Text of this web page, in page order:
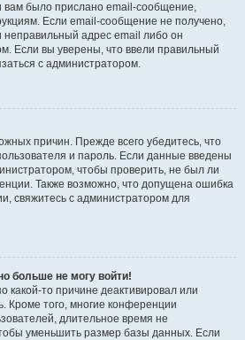
вам было прислано email-сообщение,
Если email-сообщение не получено,
неправильный адрес email либо он
Если вы уверены, что ввели правильный
с администратором.
причин. Прежде всего убедитесь, что
и пароль. Если данные введены
чтобы проверить, не был ли
Также возможно, что допущена ошибка
свяжитесь с администратором для
больше не могу войти!
какой-то причине деактивировал или
Кроме того, многие конференции
длительное время не
уменьшить размер базы данных. Если